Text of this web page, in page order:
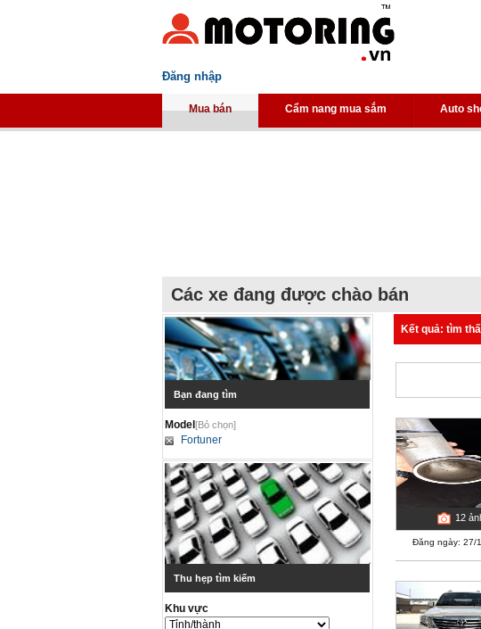
Đăng nhập
Mua bán Cẩm nang mua sắm Auto
Các xe đang được chào bán
Bạn đang tìm
Model[Bỏ chọn]
Fortuner
Thu hẹp tìm kiếm
Khu vực
Kết quả: tìm
12
Đăng ngày: 27/